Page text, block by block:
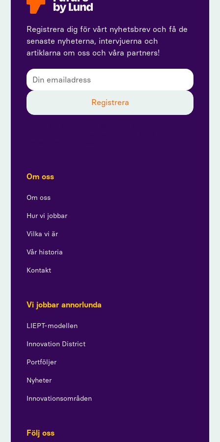
Registrera dig för vårt nyhetsbrev och få de
senaste nyheterna, intervjuerna och
artiklarna om oss och våra partners!
Om oss
Om oss
Hur vi jobbar
Vilka vi är
Vår historia
Kontakt
Vi jobbar annorlunda
LIEPT-modellen
Innovation District
Portföljer
Nyheter
Innovationsområden
Följ oss